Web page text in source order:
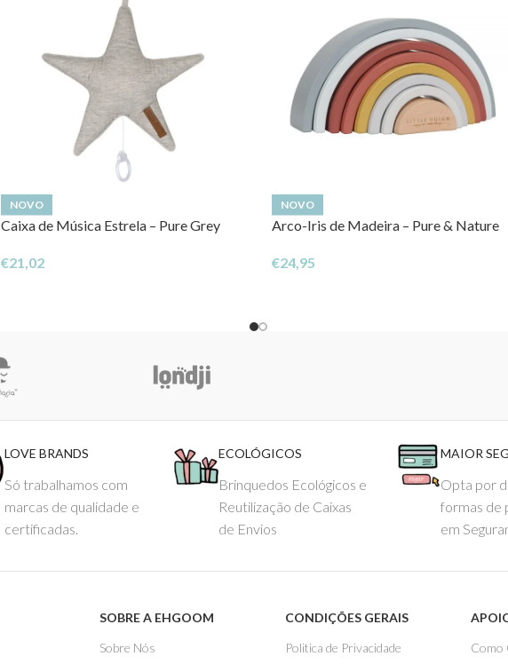
NOVO
Caixa de Música Estrela – Pure Grey
€21,02
NOVO
Arco-Iris de Madeira – Pure & Nature
€24,95
LOVE BRANDS
Só trabalhamos com
marcas de qualidade e
certificadas.
ECOLÓGICOS
Brinquedos Ecológicos e
Reutilização de Caixas
de Envios
MAIOR
Opta por
formas de
em
SOBRE A EHGOOM
Sobre Nós
CONDIÇÕES GERAIS
Politica de Privacidade
Como